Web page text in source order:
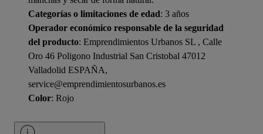
Categorías o limitaciones de edad: 3 años
Operador económico responsable de la seguridad
del producto: Emprendimientos Urbanos SL , Calle
Oro 46 Poligono Industrial San Cristobal 47012
Valladolid ESPAÑA,
service@emprendimientosurbanos.es
Color: Rojo